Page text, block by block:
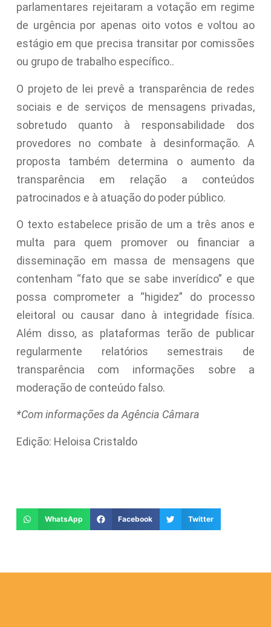
parlamentares rejeitaram a votação em regime
de urgência por apenas oito votos e voltou ao
estágio em que precisa transitar por comissões
ou grupo de trabalho específico..
O projeto de lei prevê a transparência de redes
sociais e de serviços de mensagens privadas,
sobretudo quanto à responsabilidade dos
provedores no combate à desinformação. A
proposta também determina o aumento da
transparência em relação a conteúdos
patrocinados e à atuação do poder público.
O texto estabelece prisão de um a três anos e
multa para quem promover ou financiar a
disseminação em massa de mensagens que
contenham “fato que se sabe inverídico” e que
possa comprometer a “higidez” do processo
eleitoral ou causar dano à integridade física.
Além disso, as plataformas terão de publicar
regularmente relatórios semestrais de
transparência com informações sobre a
moderação de conteúdo falso.
*Com informações da Agência Câmara
Edição: Heloisa Cristaldo
WhatsApp Facebook Twitter